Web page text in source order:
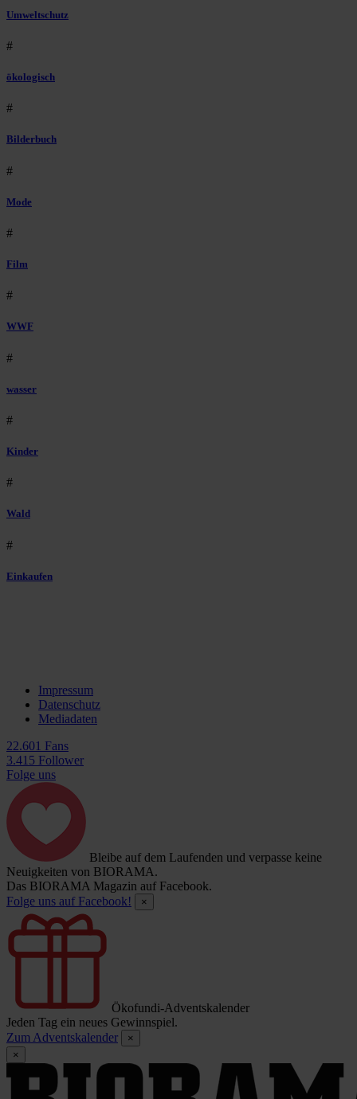
Umweltschutz
#
ökologisch
#
Bilderbuch
#
Mode
#
Film
#
WWF
#
wasser
#
Kinder
#
Wald
#
Einkaufen
Impressum
Datenschutz
Mediadaten
22.601 Fans
3.415 Follower
Folge uns
Bleibe auf dem Laufenden und verpasse keine
Neuigkeiten von BIORAMA.
Das BIORAMA Magazin auf Facebook.
Folge uns auf Facebook!
×
Ökofundi-Adventskalender
Jeden Tag ein neues Gewinnspiel.
Zum Adventskalender
×
×